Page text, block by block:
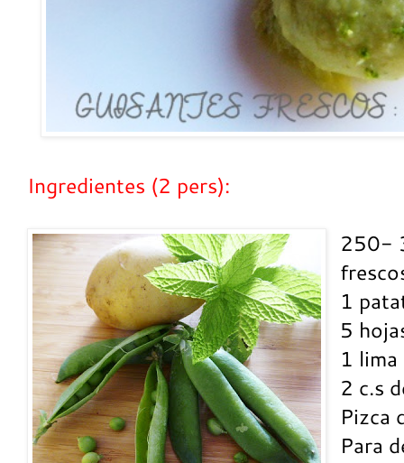
Ingredientes (2 pers):
250-
1
5
1
2 c.s
Pizca
Para